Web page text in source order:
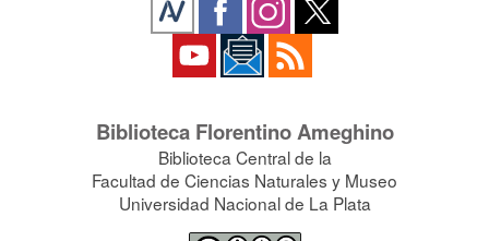
Biblioteca Florentino Ameghino
Biblioteca Central de la
Facultad de Ciencias Naturales y Museo
Universidad Nacional de La Plata